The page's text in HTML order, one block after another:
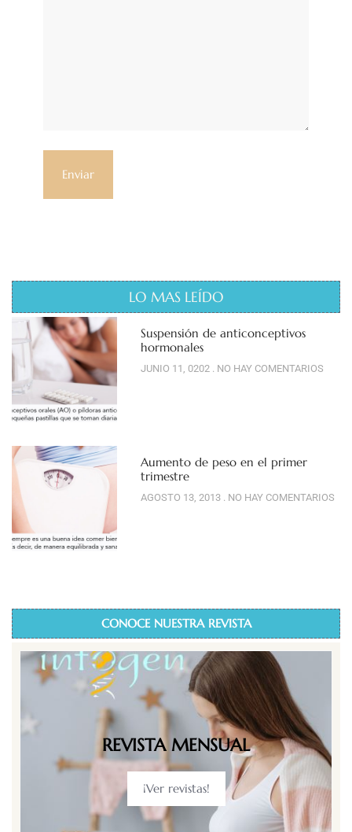
LO MAS LEÍDO
Suspensión de anticonceptivos
hormonales
JUNIO 11, 0202 NO HAY COMENTARIOS
Aumento de peso en el primer
trimestre
AGOSTO 13, 2013 NO HAY COMENTARIOS
CONOCE NUESTRA REVISTA
REVISTA MENSUAL
¡Ver revistas!